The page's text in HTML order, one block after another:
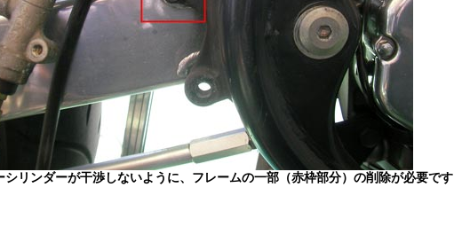
シリンダーが干渉しないように、フレームの一部（赤枠部分）の削除が必要です